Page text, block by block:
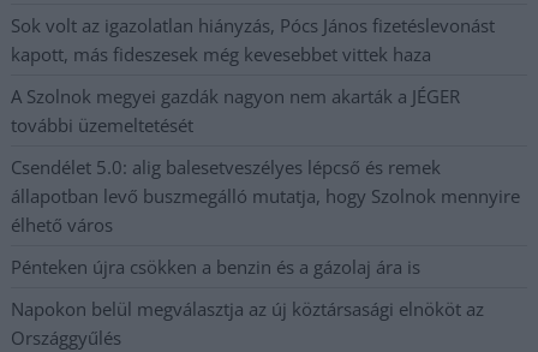
Sok volt az igazolatlan hiányzás, Pócs János fizetéslevonást
kapott, más fideszesek még kevesebbet vittek haza
A Szolnok megyei gazdák nagyon nem akarták a JÉGER
további üzemeltetését
Csendélet 5.0: alig balesetveszélyes lépcső és remek
állapotban levő buszmegálló mutatja, hogy Szolnok mennyire
élhető város
Pénteken újra csökken a benzin és a gázolaj ára is
Napokon belül megválasztja az új köztársasági elnököt az
Országgyűlés